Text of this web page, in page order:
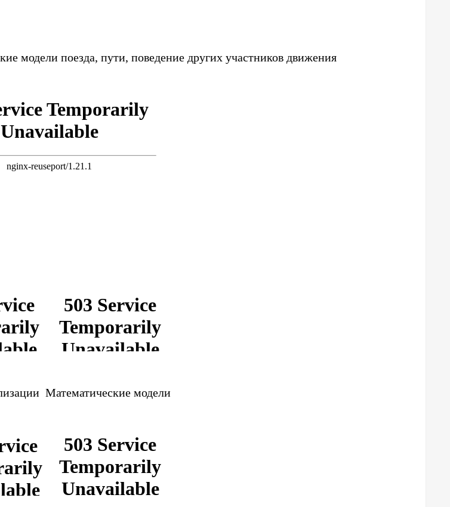
модели поезда, пути, поведение других участников движения
Математические модели